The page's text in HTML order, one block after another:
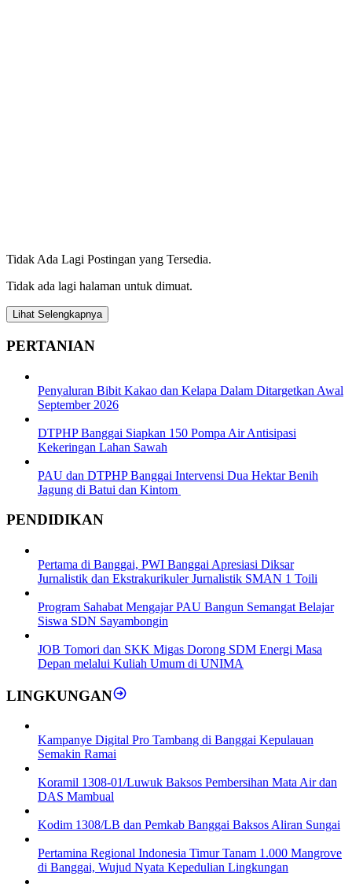
Tidak Ada Lagi Postingan yang Tersedia.
Tidak ada lagi halaman untuk dimuat.
Lihat Selengkapnya
PERTANIAN
Penyaluran Bibit Kakao dan Kelapa Dalam Ditargetkan Awal
September 2026
DTPHP Banggai Siapkan 150 Pompa Air Antisipasi
Kekeringan Lahan Sawah
PAU dan DTPHP Banggai Intervensi Dua Hektar Benih
Jagung di Batui dan Kintom
PENDIDIKAN
Pertama di Banggai, PWI Banggai Apresiasi Diksar
Jurnalistik dan Ekstrakurikuler Jurnalistik SMAN 1 Toili
Program Sahabat Mengajar PAU Bangun Semangat Belajar
Siswa SDN Sayambongin
JOB Tomori dan SKK Migas Dorong SDM Energi Masa
Depan melalui Kuliah Umum di UNIMA
LINGKUNGAN
Kampanye Digital Pro Tambang di Banggai Kepulauan
Semakin Ramai
Koramil 1308-01/Luwuk Baksos Pembersihan Mata Air dan
DAS Mambual
Kodim 1308/LB dan Pemkab Banggai Baksos Aliran Sungai
Pertamina Regional Indonesia Timur Tanam 1.000 Mangrove
di Banggai, Wujud Nyata Kepedulian Lingkungan